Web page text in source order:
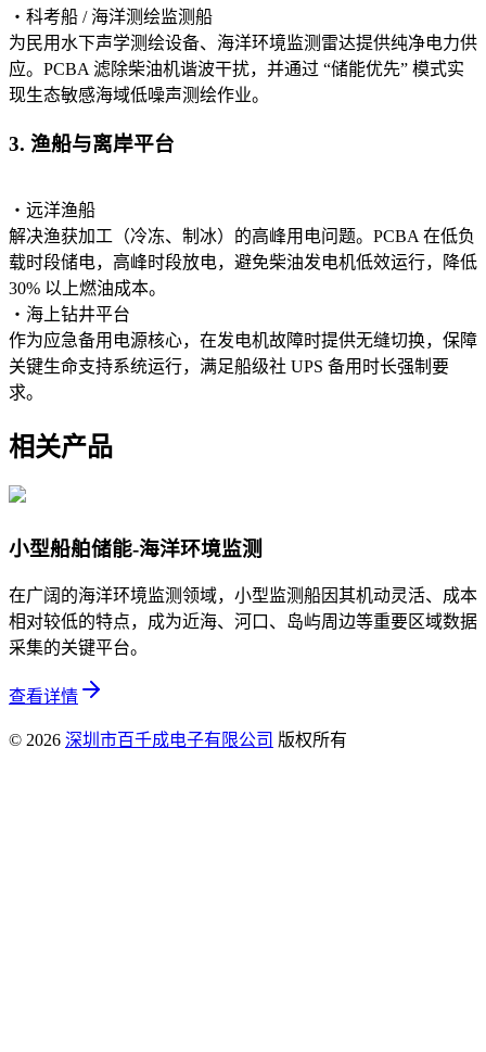
・科考船 / 海洋测绘监测船
为民用水下声学测绘设备、海洋环境监测雷达提供纯净电力供
应。PCBA 滤除柴油机谐波干扰，并通过 “储能优先” 模式实
现生态敏感海域低噪声测绘作业。
3. 渔船与离岸平台
・远洋渔船
解决渔获加工（冷冻、制冰）的高峰用电问题。PCBA 在低负
载时段储电，高峰时段放电，避免柴油发电机低效运行，降低
30% 以上燃油成本。
・海上钻井平台
作为应急备用电源核心，在发电机故障时提供无缝切换，保障
关键生命支持系统运行，满足船级社 UPS 备用时长强制要
求。
相关产品
小型船舶储能-海洋环境监测
在广阔的海洋环境监测领域，小型监测船因其机动灵活、成本
相对较低的特点，成为近海、河口、岛屿周边等重要区域数据
采集的关键平台。
查看详情
© 2026 深圳市百千成电子有限公司 版权所有